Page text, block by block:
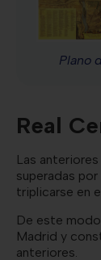
Plano
Real
Las
superadas
triplicarse en
De este
Madrid y
anteriores.